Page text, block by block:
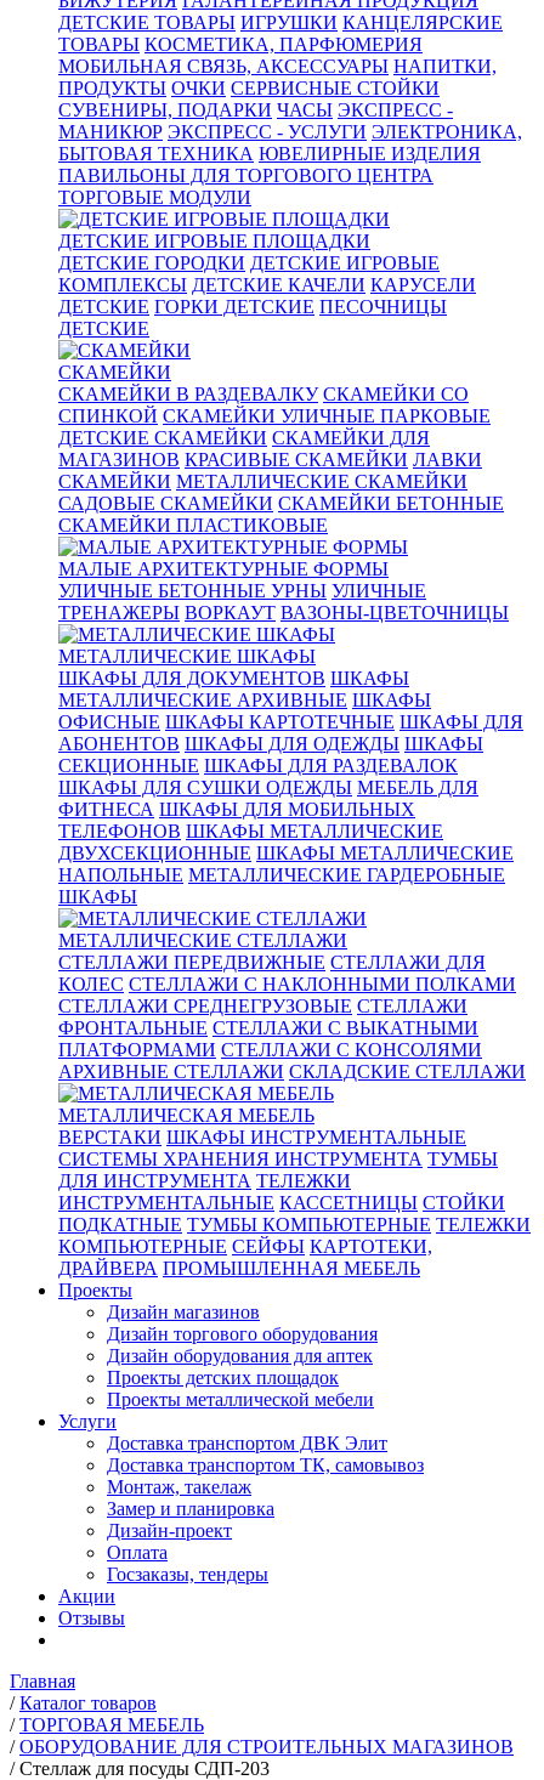
ДЕТСКИЕ ТОВАРЫ ИГРУШКИ КАНЦЕЛЯРСКИЕ
ТОВАРЫ КОСМЕТИКА, ПАРФЮМЕРИЯ
МОБИЛЬНАЯ СВЯЗЬ, АКСЕССУАРЫ НАПИТКИ,
ПРОДУКТЫ ОЧКИ СЕРВИСНЫЕ СТОЙКИ
СУВЕНИРЫ, ПОДАРКИ ЧАСЫ ЭКСПРЕСС -
МАНИКЮР ЭКСПРЕСС - УСЛУГИ ЭЛЕКТРОНИКА,
БЫТОВАЯ ТЕХНИКА ЮВЕЛИРНЫЕ ИЗДЕЛИЯ
ПАВИЛЬОНЫ ДЛЯ ТОРГОВОГО ЦЕНТРА
ТОРГОВЫЕ МОДУЛИ
ДЕТСКИЕ ИГРОВЫЕ ПЛОЩАДКИ
ДЕТСКИЕ ГОРОДКИ ДЕТСКИЕ ИГРОВЫЕ
КОМПЛЕКСЫ ДЕТСКИЕ КАЧЕЛИ КАРУСЕЛИ
ДЕТСКИЕ ГОРКИ ДЕТСКИЕ ПЕСОЧНИЦЫ
ДЕТСКИЕ
СКАМЕЙКИ
СКАМЕЙКИ В РАЗДЕВАЛКУ СКАМЕЙКИ СО
СПИНКОЙ СКАМЕЙКИ УЛИЧНЫЕ ПАРКОВЫЕ
ДЕТСКИЕ СКАМЕЙКИ СКАМЕЙКИ ДЛЯ
МАГАЗИНОВ КРАСИВЫЕ СКАМЕЙКИ ЛАВКИ
СКАМЕЙКИ МЕТАЛЛИЧЕСКИЕ СКАМЕЙКИ
САДОВЫЕ СКАМЕЙКИ СКАМЕЙКИ БЕТОННЫЕ
СКАМЕЙКИ ПЛАСТИКОВЫЕ
МАЛЫЕ АРХИТЕКТУРНЫЕ ФОРМЫ
УЛИЧНЫЕ БЕТОННЫЕ УРНЫ УЛИЧНЫЕ
ТРЕНАЖЕРЫ ВОРКАУТ ВАЗОНЫ-ЦВЕТОЧНИЦЫ
МЕТАЛЛИЧЕСКИЕ ШКАФЫ
ШКАФЫ ДЛЯ ДОКУМЕНТОВ ШКАФЫ
МЕТАЛЛИЧЕСКИЕ АРХИВНЫЕ ШКАФЫ
ОФИСНЫЕ ШКАФЫ КАРТОТЕЧНЫЕ ШКАФЫ ДЛЯ
АБОНЕНТОВ ШКАФЫ ДЛЯ ОДЕЖДЫ ШКАФЫ
СЕКЦИОННЫЕ ШКАФЫ ДЛЯ РАЗДЕВАЛОК
ШКАФЫ ДЛЯ СУШКИ ОДЕЖДЫ МЕБЕЛЬ ДЛЯ
ФИТНЕСА ШКАФЫ ДЛЯ МОБИЛЬНЫХ
ТЕЛЕФОНОВ ШКАФЫ МЕТАЛЛИЧЕСКИЕ
ДВУХСЕКЦИОННЫЕ ШКАФЫ МЕТАЛЛИЧЕСКИЕ
НАПОЛЬНЫЕ МЕТАЛЛИЧЕСКИЕ ГАРДЕРОБНЫЕ
ШКАФЫ
МЕТАЛЛИЧЕСКИЕ СТЕЛЛАЖИ
СТЕЛЛАЖИ ПЕРЕДВИЖНЫЕ СТЕЛЛАЖИ ДЛЯ
КОЛЕС СТЕЛЛАЖИ С НАКЛОННЫМИ ПОЛКАМИ
СТЕЛЛАЖИ СРЕДНЕГРУЗОВЫЕ СТЕЛЛАЖИ
ФРОНТАЛЬНЫЕ СТЕЛЛАЖИ С ВЫКАТНЫМИ
ПЛАТФОРМАМИ СТЕЛЛАЖИ С КОНСОЛЯМИ
АРХИВНЫЕ СТЕЛЛАЖИ СКЛАДСКИЕ СТЕЛЛАЖИ
МЕТАЛЛИЧЕСКАЯ МЕБЕЛЬ
ВЕРСТАКИ ШКАФЫ ИНСТРУМЕНТАЛЬНЫЕ
СИСТЕМЫ ХРАНЕНИЯ ИНСТРУМЕНТА ТУМБЫ
ДЛЯ ИНСТРУМЕНТА ТЕЛЕЖКИ
ИНСТРУМЕНТАЛЬНЫЕ КАССЕТНИЦЫ СТОЙКИ
ПОДКАТНЫЕ ТУМБЫ КОМПЬЮТЕРНЫЕ ТЕЛЕЖКИ
КОМПЬЮТЕРНЫЕ СЕЙФЫ КАРТОТЕКИ,
ДРАЙВЕРА ПРОМЫШЛЕННАЯ МЕБЕЛЬ
Проекты
Дизайн магазинов
Дизайн торгового оборудования
Дизайн оборудования для аптек
Проекты детских площадок
Проекты металлической мебели
Услуги
Доставка транспортом ДВК Элит
Доставка транспортом ТК, самовывоз
Монтаж, такелаж
Замер и планировка
Дизайн-проект
Оплата
Госзаказы, тендеры
Акции
Отзывы
Главная
/ Каталог товаров
/ ТОРГОВАЯ МЕБЕЛЬ
/ ОБОРУДОВАНИЕ ДЛЯ СТРОИТЕЛЬНЫХ МАГАЗИНОВ
/ Стеллаж для посуды СДП-203